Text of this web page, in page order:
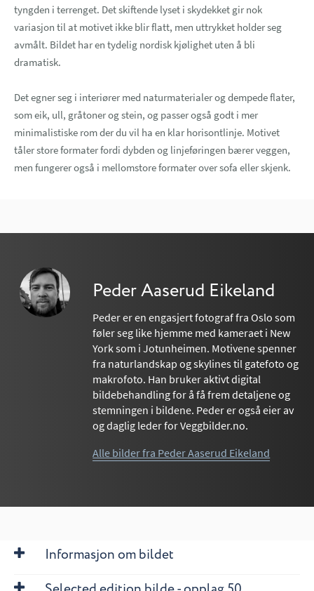
tyngden i terrenget. Det skiftende lyset i skydekket gir nok
variasjon til at motivet ikke blir flatt, men uttrykket holder seg
avmålt. Bildet har en tydelig nordisk kjølighet uten å bli
dramatisk.
Det egner seg i interiører med naturmaterialer og dempede flater,
som eik, ull, gråtoner og stein, og passer også godt i mer
minimalistiske rom der du vil ha en klar horisontlinje. Motivet
tåler store formater fordi dybden og linjeføringen bærer veggen,
men fungerer også i mellomstore formater over sofa eller skjenk.
Peder Aaserud Eikeland
Peder er en engasjert fotograf fra Oslo som
føler seg like hjemme med kameraet i New
York som i Jotunheimen. Motivene spenner
fra naturlandskap og skylines til gatefoto og
makrofoto. Han bruker aktivt digital
bildebehandling for å få frem detaljene og
stemningen i bildene. Peder er også eier av
og daglig leder for Veggbilder.no.
Alle bilder fra Peder Aaserud Eikeland
Informasjon om bildet